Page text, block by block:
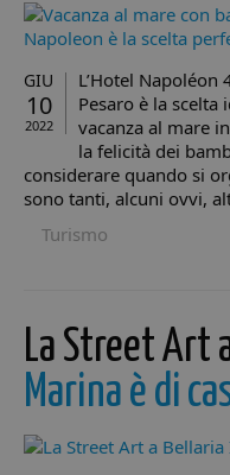
GIU
10
2022
L’Hotel
Pesaro è la
vacanza al mare
la felicità dei
considerare quando si
sono tanti, alcuni ovvi,
Turismo
La Street Art
Marina è di